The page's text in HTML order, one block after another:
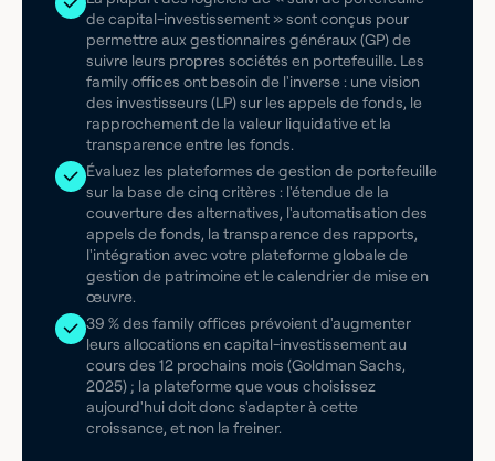
de capital-investissement » sont conçus pour
permettre aux gestionnaires généraux (GP) de
suivre leurs propres sociétés en portefeuille. Les
family offices ont besoin de l'inverse : une vision
des investisseurs (LP) sur les appels de fonds, le
rapprochement de la valeur liquidative et la
transparence entre les fonds.
Évaluez les plateformes de gestion de portefeuille
sur la base de cinq critères : l'étendue de la
couverture des alternatives, l'automatisation des
appels de fonds, la transparence des rapports,
l'intégration avec votre plateforme globale de
gestion de patrimoine et le calendrier de mise en
œuvre.
39 % des family offices prévoient d'augmenter
leurs allocations en capital-investissement au
cours des 12 prochains mois (Goldman Sachs,
2025) ; la plateforme que vous choisissez
aujourd'hui doit donc s'adapter à cette
croissance, et non la freiner.